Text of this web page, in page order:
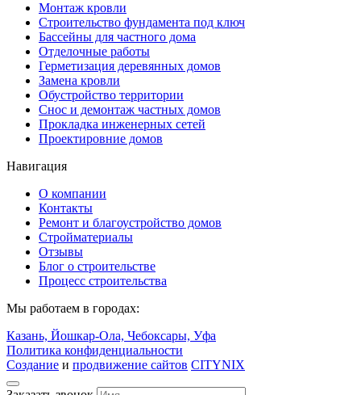
Монтаж кровли
Строительство фундамента под ключ
Бассейны для частного дома
Отделочные работы
Герметизация деревянных домов
Замена кровли
Обустройство территории
Снос и демонтаж частных домов
Прокладка инженерных сетей
Проектировние домов
Навигация
О компании
Контакты
Ремонт и благоустройство домов
Стройматериалы
Отзывы
Блог о строительстве
Процесс строительства
Мы работаем в городах:
Казань, Йошкар-Ола, Чебоксары, Уфа
Политика конфиденциальности
Создание и продвижение сайтов CITYNIX